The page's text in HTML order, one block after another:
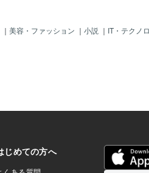
｜ 美容・ファッション ｜ 小説 ｜ IT・テクノ